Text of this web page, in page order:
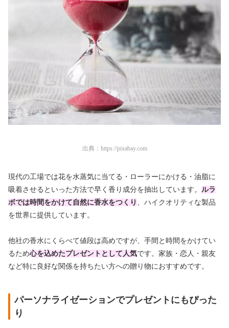
出典： https://pixabay.com
現代の工場では花を水蒸気に当てる・ローラーにかける・油脂に
吸着させるといった方法で早く香り成分を抽出しています。 ルラ
ボでは時間をかけて自然に香水をつくり 、ハイクオリティな製品
を世界に提供しています。
他社の香水にくらべて値段は高めですが、手間と時間をかけてい
るため心を込めたプレゼントとして人気です。家族・恋人・親友
など特に良好な関係を持ちたい方への贈り物におすすめです。
パーソナライゼーションでプレゼントにもぴった
り